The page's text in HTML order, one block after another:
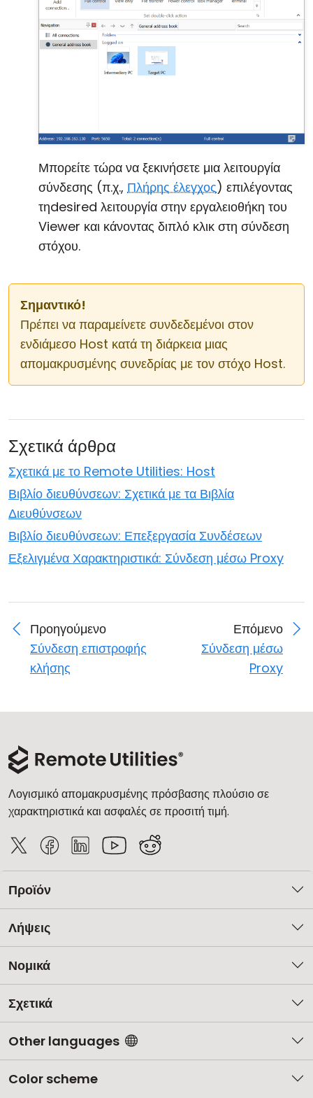
Μπορείτε τώρα να ξεκινήσετε μια λειτουργία
σύνδεσης (π.χ., Πλήρης έλεγχος) επιλέγοντας
τηdesired λειτουργία στην εργαλειοθήκη του
Viewer και κάνοντας διπλό κλικ στη σύνδεση
στόχου.
Σημαντικό!
Πρέπει να παραμείνετε συνδεδεμένοι στον
ενδιάμεσο Host κατά τη διάρκεια μιας
απομακρυσμένης συνεδρίας με τον στόχο Host.
Σχετικά άρθρα
Σχετικά με το Remote Utilities: Host
Βιβλίο διευθύνσεων: Σχετικά με τα Βιβλία
Διευθύνσεων
Βιβλίο διευθύνσεων: Επεξεργασία Συνδέσεων
Εξελιγμένα Χαρακτηριστικά: Σύνδεση μέσω Proxy
Προηγούμενο
Σύνδεση επιστροφής
κλήσης
Επόμενο
Σύνδεση μέσω
Proxy
Λογισμικό απομακρυσμένης πρόσβασης πλούσιο σε
χαρακτηριστικά και ασφαλές σε προσιτή τιμή.
Προϊόν
Λήψεις
Νομικά
Σχετικά
Other languages
Color scheme